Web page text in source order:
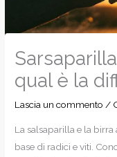
qual è la
Lascia un commento /
La salsaparilla e la
base di radici e viti.